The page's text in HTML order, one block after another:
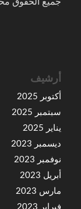
أرشيف
أكتوبر 2025
سبتمبر 2025
يناير 2025
ديسمبر 2023
نوفمبر 2023
أبريل 2023
مارس 2023
فبراير 2023